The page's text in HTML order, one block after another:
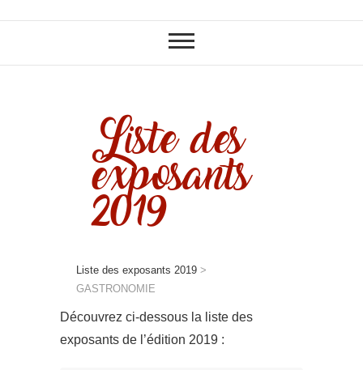
Liste des
exposants
2019
Liste des exposants 2019 >
GASTRONOMIE
Découvrez ci-dessous la liste des
exposants de l’édition 2019 :